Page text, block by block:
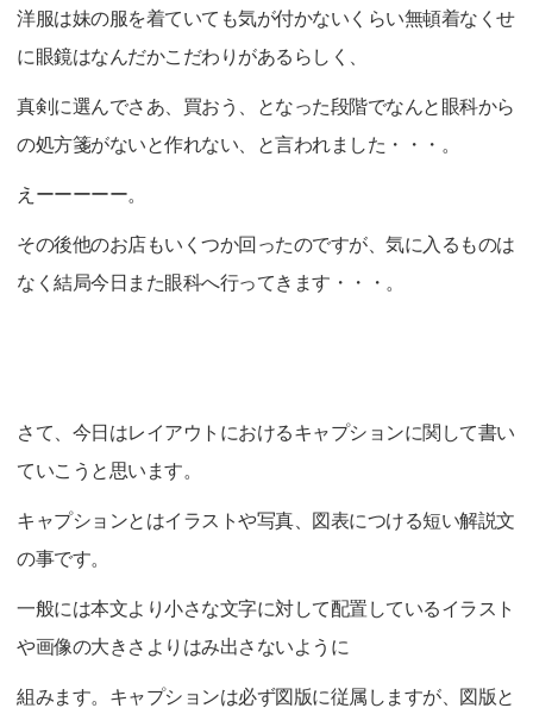
洋服は妹の服を着ていても気が付かないくらい無頓着なくせ
に眼鏡はなんだかこだわりがあるらしく、
真剣に選んでさあ、買おう、となった段階でなんと眼科から
の処方箋がないと作れない、と言われました・・・。
えーーーーー。
その後他のお店もいくつか回ったのですが、気に入るものは
なく結局今日また眼科へ行ってきます・・・。
さて、今日はレイアウトにおけるキャプションに関して書い
ていこうと思います。
キャプションとはイラストや写真、図表につける短い解説文
の事です。
一般には本文より小さな文字に対して配置しているイラスト
や画像の大きさよりはみ出さないように
組みます。キャプションは必ず図版に従属しますが、図版と